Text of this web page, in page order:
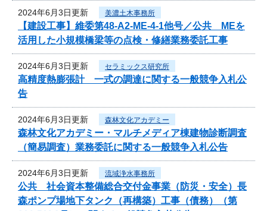
2024年6月3日更新 美濃土木事務所
【建設工事】維委第48-A2-ME-4-1他号／公共 MEを
活用した小規模橋梁等の点検・修繕業務委託工事
2024年6月3日更新 セラミックス研究所
高精度熱膨張計 一式の調達に関する一般競争入札公
告
2024年6月3日更新 森林文化アカデミー
森林文化アカデミー・マルチメディア棟建物診断調査
（簡易調査）業務委託に関する一般競争入札公告
2024年6月3日更新 流域浄水事務所
公共 社会資本整備総合交付金事業（防災・安全）長
森ポンプ場地下タンク（再構築）工事（債務）（第